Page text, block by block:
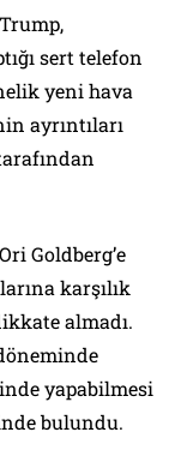
sert telefon
yeni hava
ayrıntıları
Goldberg’e
karşılık
almadı.
yapabilmesi
bulundu.